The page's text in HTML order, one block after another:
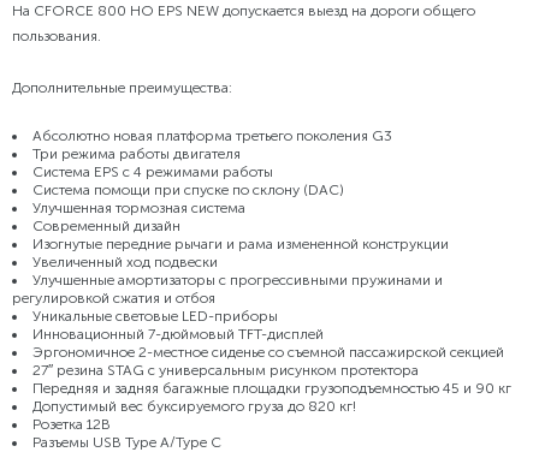
На CFORCE 800 HO EPS NEW допускается выезд на дороги общего
пользования.
Дополнительные преимущества:
Абсолютно новая платформа третьего поколения G3
Три режима работы двигателя
Система EPS с 4 режимами работы
Система помощи при спуске по склону (DAC)
Улучшенная тормозная система
Современный дизайн
Изогнутые передние рычаги и рама измененной конструкции
Увеличенный ход подвески
Улучшенные амортизаторы с прогрессивными пружинами и
регулировкой сжатия и отбоя
Уникальные световые LED-приборы
Инновационный 7-дюймовый TFT-дисплей
Эргономичное 2-местное сиденье со съемной пассажирской секцией
27″ резина STAG c универсальным рисунком протектора
Передняя и задняя багажные площадки грузоподъемностью 45 и 90 кг
Допустимый вес буксируемого груза до 820 кг!
Розетка 12В
Разъемы USB Type A/Type C